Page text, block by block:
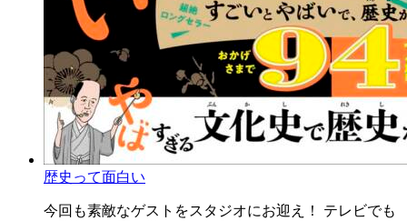
歴史って面白い
今回も素敵なゲストをスタジオにお迎え！ テレビでも